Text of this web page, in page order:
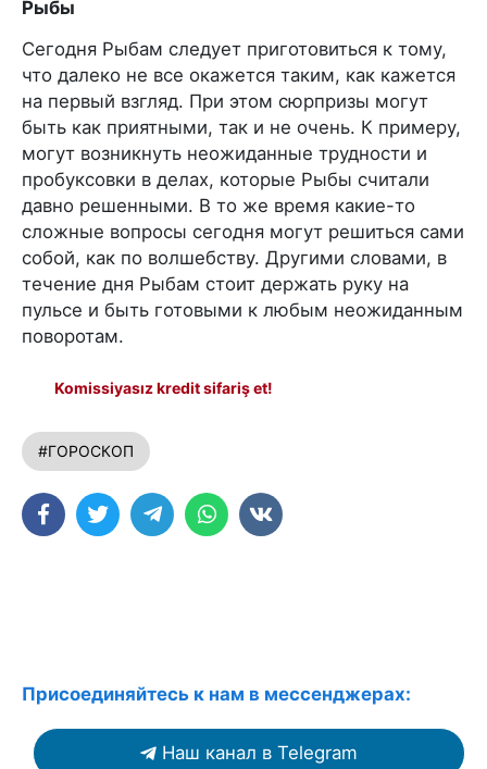
Рыбы
Сегодня Рыбам следует приготовиться к тому,
что далеко не все окажется таким, как кажется
на первый взгляд. При этом сюрпризы могут
быть как приятными, так и не очень. К примеру,
могут возникнуть неожиданные трудности и
пробуксовки в делах, которые Рыбы считали
давно решенными. В то же время какие-то
сложные вопросы сегодня могут решиться сами
собой, как по волшебству. Другими словами, в
течение дня Рыбам стоит держать руку на
пульсе и быть готовыми к любым неожиданным
поворотам.
Komissiyasız kredit sifariş et!
#ГОРОСКОП
Присоединяйтесь к нам в мессенджерах:
Наш канал в Telegram